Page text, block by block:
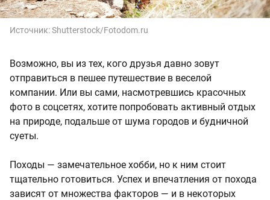
Источник:Shutterstock/Fotodom.ru
Возможно, вы из тех, кого друзья давно зовут
отправиться в пешее путешествие в веселой
компании. Или вы сами, насмотревшись красочных
фото в соцсетях, хотите попробовать активный отдых
на природе, подальше от шума городов и будничной
суеты.
Походы — замечательное хобби, но к ним стоит
тщательно готовиться. Успех и впечатления от похода
зависят от множества факторов — и в некоторых